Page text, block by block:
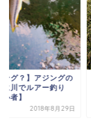
ング？】アジングの
に川でルアー釣り
者】
2018年8月29日